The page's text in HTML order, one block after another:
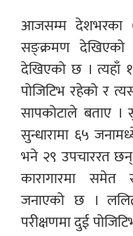
आजसम्म देशभरका
सङ्क्रमण देखिएको
देखिएको छ । त्यहाँ
पोजिटिभ रहेको र
सापकोटाले बताए ।
सुन्धारामा ६५
भने २९ उपचाररत
कारागारमा
जनाएको छ ।
परीक्षणमा दुई